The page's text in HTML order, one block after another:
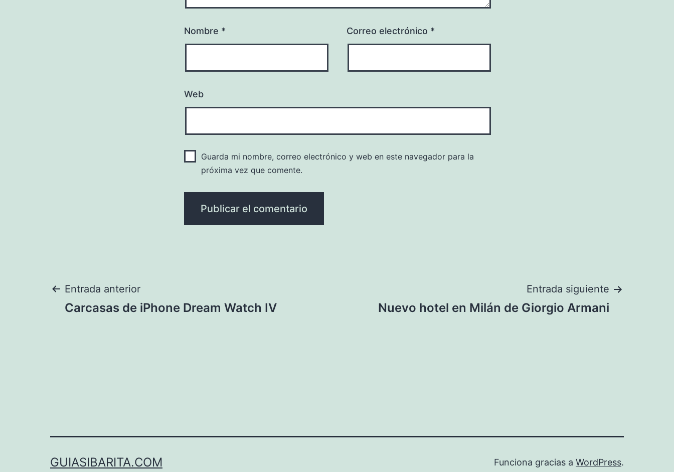
Nombre * Correo electrónico *
Web
Guarda mi nombre, correo electrónico y web en este navegador para la
próxima vez que comente.
Navegación
Entrada anterior
Carcasas de iPhone Dream Watch IV
Entrada siguiente
Nuevo hotel en Milán de Giorgio Armani
GUIASIBARITA.COM Funciona gracias a WordPress.